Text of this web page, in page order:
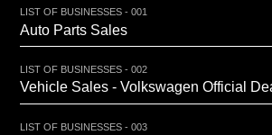
LIST OF BUSINESSES - 001
Auto Parts Sales
LIST OF BUSINESSES - 002
Vehicle Sales - Volkswagen Official
LIST OF BUSINESSES - 003